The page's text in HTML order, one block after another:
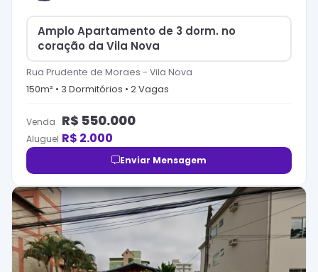
Amplo Apartamento de 3 dorm. no
coração da Vila Nova
Rua Prudente de Moraes - Vila Nova
150m² • 3 Dormitórios • 2Vagas
Venda R$ 550.000
Aluguel R$ 2.000
Enviar Mensagem